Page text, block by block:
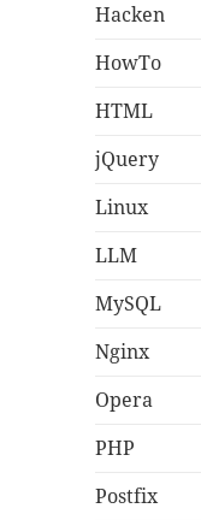
Hacken
HowTo
HTML
jQuery
Linux
LLM
MySQL
Nginx
Opera
PHP
Postfix